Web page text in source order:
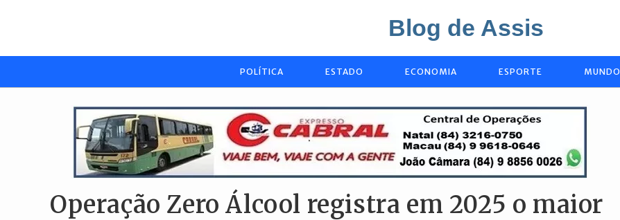
conteúdo
Blog de Assis
POLÍTICA ESTADO ECONOMIA ESPORTE MUNDO
Operação Zero Álcool registra em 2025 o maior